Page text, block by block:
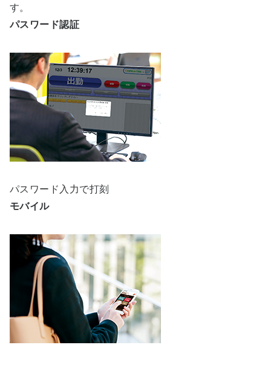
す。
パスワード認証
パスワード入力で打刻
モバイル